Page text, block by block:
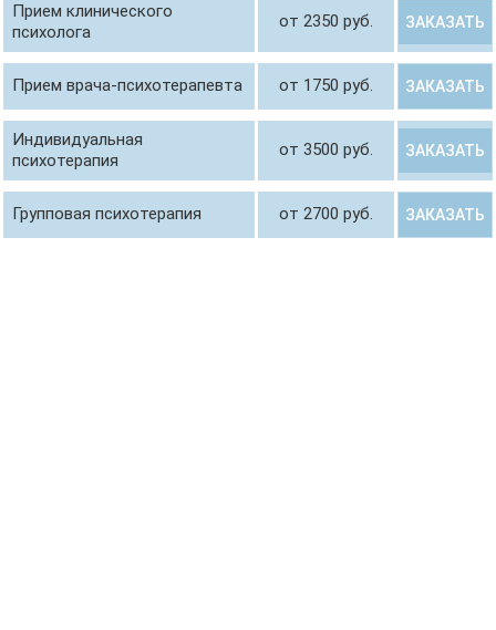
Прием клинического
психолога
от 2350 руб. ЗАКАЗАТЬ
Прием врача-психотерапевта от 1750 руб. ЗАКАЗАТЬ
Индивидуальная
психотерапия
от 3500 руб. ЗАКАЗАТЬ
Групповая психотерапия от 2700 руб. ЗАКАЗАТЬ